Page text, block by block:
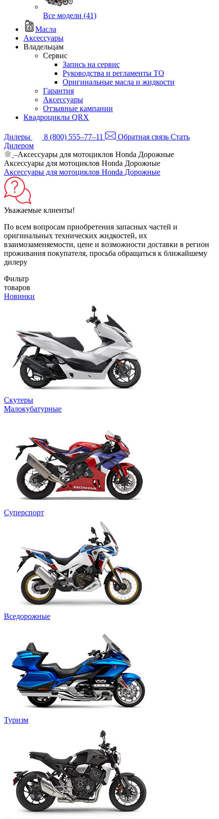
Все модели (41)
Масла
Аксессуары
Владельцам
Сервис
Запись на сервис
Руководства и регламенты ТО
Оригинальные масла и жидкости
Гарантия
Аксессуары
Отзывные кампании
Квадроциклы QRX
Дилеры 8 (800) 555–77–11 Обратная связь Стать
Дилером
–Аксессуары для мотоциклов Honda Дорожные
Аксессуары для мотоциклов Honda Дорожные
Аксессуары для мотоциклов Honda Дорожные
Уважаемые клиенты!
По всем вопросам приобретения запасных частей и
оригинальных технических жидкостей, их
взаимозаменяемости, цене и возможности доставки в регион
проживания покупателя, просьба обращаться к ближайшему
дилеру
Фильтр
товаров
Новинки
Скутеры
Малокубатурные
Суперспорт
Вседорожные
Туризм